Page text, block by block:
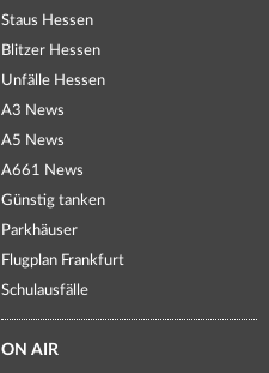
Staus Hessen
Blitzer Hessen
Unfälle Hessen
A3 News
A5 News
A661 News
Günstig tanken
Parkhäuser
Flugplan Frankfurt
Schulausfälle
ON AIR